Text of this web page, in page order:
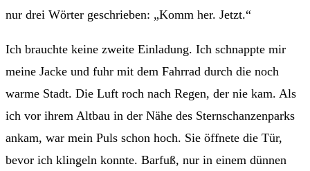
nur drei Wörter geschrieben: „Komm her. Jetzt.“
Ich brauchte keine zweite Einladung. Ich schnappte mir
meine Jacke und fuhr mit dem Fahrrad durch die noch
warme Stadt. Die Luft roch nach Regen, der nie kam. Als
ich vor ihrem Altbau in der Nähe des Sternschanzenparks
ankam, war mein Puls schon hoch. Sie öffnete die Tür,
bevor ich klingeln konnte. Barfuß, nur in einem dünnen